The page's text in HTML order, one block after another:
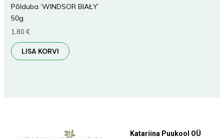
Põlduba ‘WINDSOR BIAŁY’
50g
1,80 €
LISA KORVI
Katariina Puukool OÜ